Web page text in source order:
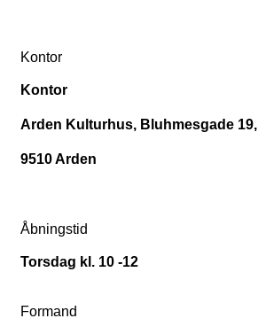
Kontor
Kontor
Arden Kulturhus, Bluhmesgade 19,
9510 Arden
Åbningstid
Torsdag kl. 10 -12
Formand